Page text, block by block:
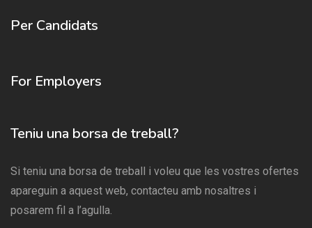
Per Candidats
For Employers
Teniu una borsa de treball?
Si teniu una borsa de treball i voleu que les vostres ofertes
apareguin a aquest web, contacteu amb nosaltres i
posarem fil a l’agulla.